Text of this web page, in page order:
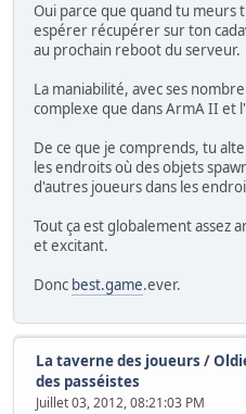
Oui parce que quand tu
espérer récupérer sur ton
au prochain reboot du serveur.
La maniabilité, avec ses
complexe que dans ArmA II et
De ce que je comprends, tu
les endroits où des objets
d'autres joueurs dans les
Tout ça est globalement assez
et excitant.
Donc best.game.ever.
La taverne des joueurs /
des passéistes
Juillet 03, 2012, 08:21:03 PM